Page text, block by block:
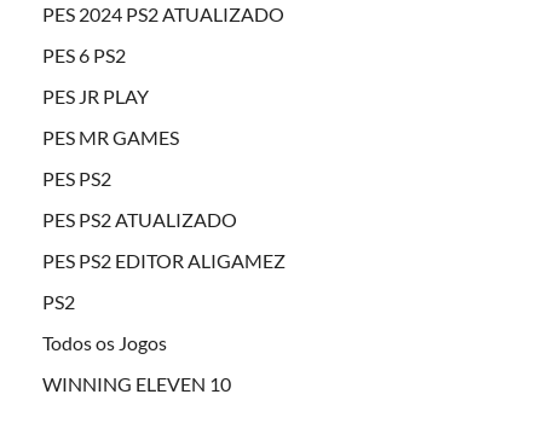
PES 2024 PS2 ATUALIZADO
PES 6 PS2
PES JR PLAY
PES MR GAMES
PES PS2
PES PS2 ATUALIZADO
PES PS2 EDITOR ALIGAMEZ
PS2
Todos os Jogos
WINNING ELEVEN 10